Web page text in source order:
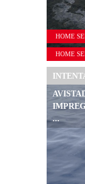
HOME
HOME
DE
...